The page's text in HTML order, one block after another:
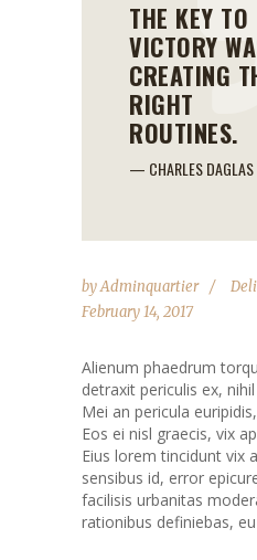
THE KEY TO
VICTORY
CREATING
RIGHT
ROUTINES.
— CHARLES DAGLAS
byAdminquartier
February 14, 2017
Alienum phaedrum
detraxit periculis ex,
Mei an pericula
Eos ei nisl graecis, vix
Eius lorem tincidunt vix
sensibus id, error
facilisis urbanitas
rationibus definiebas,